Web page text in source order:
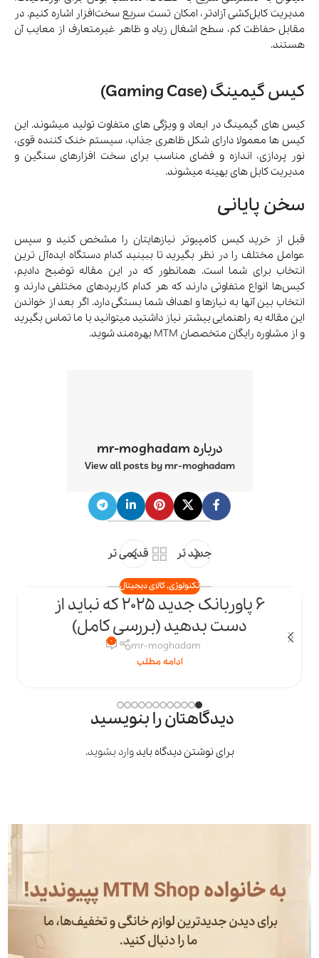
مدیریت کابل‌کشی آزادتر، امکان تست سریع سخت‌افزار اشاره کنیم. در
مقابل حفاظت کم، سطح اشغال زیاد و ظاهر غیرمتعارف از معایب آن
هستند.
کیس گیمینگ (Gaming Case)
کیس های گیمینگ در ابعاد و ویژگی های متفاوت تولید میشوند. این
کیس ها معمولا دارای شکل ظاهری جذاب، سیستم خنک کننده قوی،
نور پردازی، اندازه و فضای مناسب برای سخت افزارهای سنگین و
مدیریت کابل های بهینه میشوند.
سخن پایانی
قبل از خرید کیس کامپیوتر نیازهایتان را مشخص کنید و سپس
عوامل مختلف را در نظر بگیرید تا ببینید کدام دستگاه ایده‌آل ترین
انتخاب برای شما است. همانطور که در این مقاله توضبح دادیم،
کیس‌ها انواع متفاوتی دارند که هر کدام کاربردهای مختلفی دارند و
انتخاب بین آنها به نیازها و اهداف شما بستگی دارد. اگر بعد از خواندن
این مقاله به راهنمایی بیشتر نیاز داشتید میتوانید با ما تماس بگیرید
و از مشاوره رایگان متخصصان MTM بهره‌مند شوید.
درباره mr-moghadam
View all posts by mr-moghadam
جدید تر قدیمی تر
تکنولوژی,کالای دیجیتال
6 پاوربانک جدید 2025 که نباید از
دست بدهید (بررسی کامل)
mr-moghadam
0
ادامه مطلب
دیدگاهتان را بنویسید
برای نوشتن دیدگاه بایدوارد بشوید.